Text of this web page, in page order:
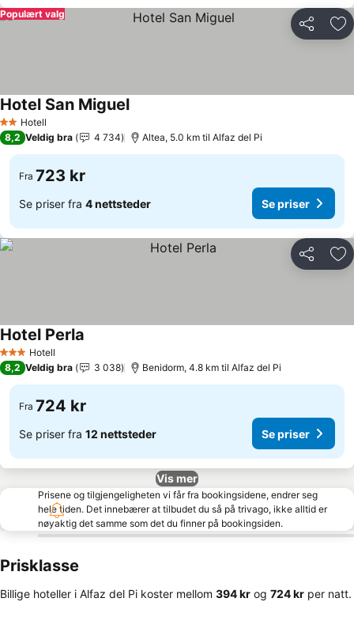
Del
Populært valg
2 Stjerner
Hotell
Hotel San MiguelSe priser
8,2 Veldig bra 4 734 Altea, 5.0 km til Alfaz del Pi
Fra 723 kr
Se priser fra 4 nettsteder Se priser
Del
3 StjernerHotell
Hotel Perla
8,2 Veldig bra 3 038 Benidorm, 4.8 km til Alfaz del Pi
Fra 724 kr
Se priser fra 12 nettsteder Se priser
Vis mer
Prisene og tilgjengeligheten vi får fra bookingsidene, endrer seg
hele tiden. Det innebærer at tilbudet du så på trivago, ikke alltid er
nøyaktig det samme som det du finner på bookingsiden.
Prisklasse
Billige hoteller i Alfaz del Pi koster mellom ‎394 kr og ‎724 kr per natt.